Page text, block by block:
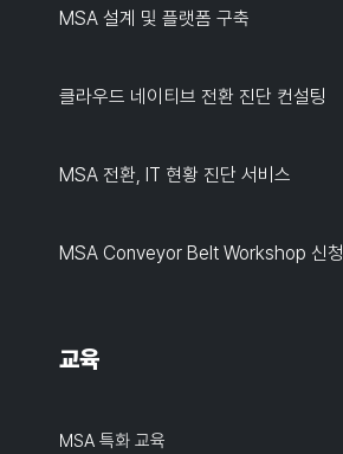
MSA 설계 및 플랫폼 구축
클라우드 네이티브 전환 진단 컨설팅
MSA 전환, IT 현황 진단 서비스
MSA Conveyor Belt Workshop 신청
교육
MSA 특화 교육